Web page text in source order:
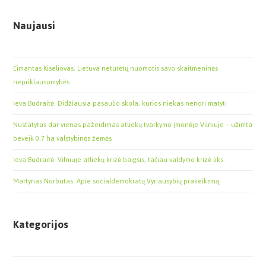
Naujausi
Eimantas Kiseliovas. Lietuva neturėtų nuomotis savo skaitmeninės
nepriklausomybės
Ieva Budraitė. Didžiausia pasaulio skola, kurios niekas nenori matyti
Nustatytas dar vienas pažeidimas atliekų tvarkymo įmonėje Vilniuje – užimta
beveik 0,7 ha valstybinės žemės
Ieva Budraitė. Vilniuje atliekų krizė baigsis, tačiau valdymo krizė liks.
Martynas Norbutas. Apie socialdemokratų Vyriausybių prakeiksmą
Kategorijos